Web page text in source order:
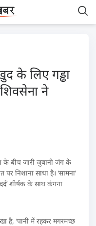
के लिए गड्ढा
ने
के बीच जारी जुबानी जंग के
पर निशाना साधा है। ‘सामना’
शीर्षक के साथ कंगना
है, ‘पानी में रहकर मगरमच्छ